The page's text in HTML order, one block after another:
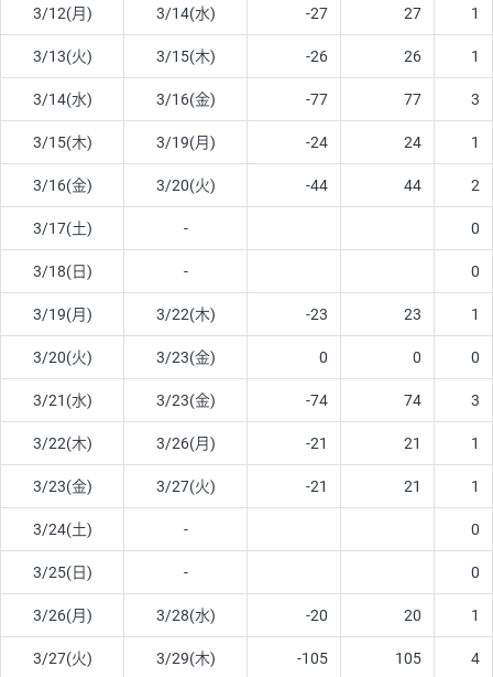
3/12(月) 3/14(水) -27 27 1
3/13(火) 3/15(木) -26 26 1
3/14(水) 3/16(金) -77 77 3
3/15(木) 3/19(月) -24 24 1
3/16(金) 3/20(火) -44 44 2
3/17(土) - 0
3/18(日) - 0
3/19(月) 3/22(木) -23 23 1
3/20(火) 3/23(金) 0 0 0
3/21(水) 3/23(金) -74 74 3
3/22(木) 3/26(月) -21 21 1
3/23(金) 3/27(火) -21 21 1
3/24(土) - 0
3/25(日) - 0
3/26(月) 3/28(水) -20 20 1
3/27(火) 3/29(木) -105 105 4